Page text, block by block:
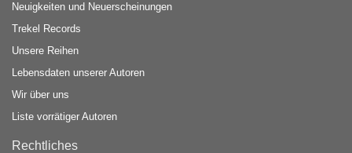
Neuigkeiten und Neuerscheinungen
Trekel Records
Unsere Reihen
Lebensdaten unserer Autoren
Wir über uns
Liste vorrätiger Autoren
Rechtliches